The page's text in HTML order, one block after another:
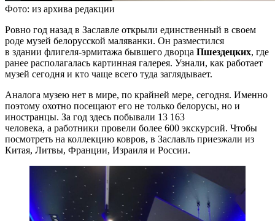
Фото: из архива редакции
Ровно год назад в Заславле открыли единственный в своем
роде музей белорусской маляванки. Он разместился
в здании флигеля-эрмитажа бывшего дворца Пшездецких, где
ранее располагалась картинная галерея. Узнали, как работает
музей сегодня и кто чаще всего туда заглядывает.
Аналога музею нет в мире, по крайней мере, сегодня. Именно
поэтому охотно посещают его не только белорусы, но и
иностранцы. За год здесь побывали 13 163
человека, а работники провели более 600 экскурсий. Чтобы
посмотреть на коллекцию ковров, в Заславль приезжали из
Китая, Литвы, Франции, Израиля и России.